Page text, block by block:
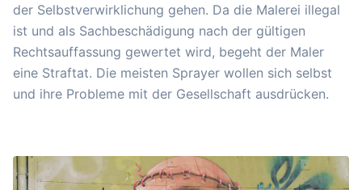
der Selbstverwirklichung gehen. Da die Malerei illegal
ist und als Sachbeschädigung nach der gültigen
Rechtsauffassung gewertet wird, begeht der Maler
eine Straftat. Die meisten Sprayer wollen sich selbst
und ihre Probleme mit der Gesellschaft ausdrücken.